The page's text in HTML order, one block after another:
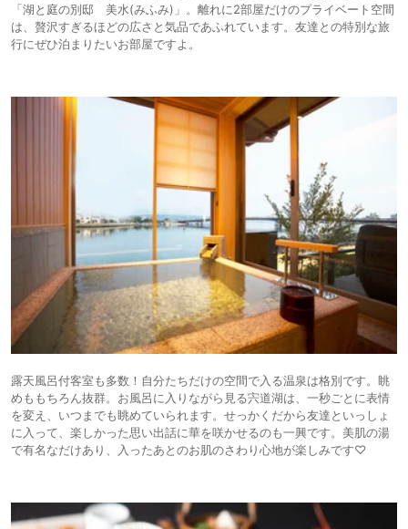
「湖と庭の別邸 美水(みふみ)」。離れに2部屋だけのプライベート空間
は、贅沢すぎるほどの広さと気品であふれています。友達との特別な旅
行にぜひ泊まりたいお部屋ですよ。
露天風呂付客室も多数！自分たちだけの空間で入る温泉は格別です。眺
めももちろん抜群。お風呂に入りながら見る宍道湖は、一秒ごとに表情
を変え、いつまでも眺めていられます。せっかくだから友達といっしょ
に入って、楽しかった思い出話に華を咲かせるのも一興です。美肌の湯
で有名なだけあり、入ったあとのお肌のさわり心地が楽しみです♡